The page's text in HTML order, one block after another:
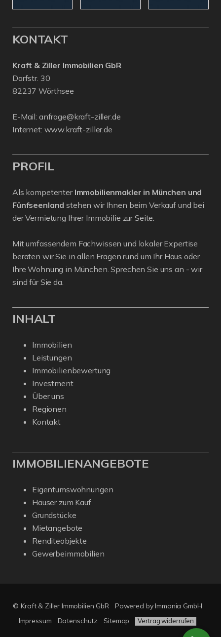
KONTAKT
Kraft & Ziller Immobilien GbR
Dorfstr. 30
82237 Wörthsee
E-Mail: anfrage@kraft-ziller.de
Internet: www.kraft-ziller.de
PROFIL
Als kompetenter Immobilienmakler in München und
Fünfseenland stehen wir Ihnen beim Verkauf und bei
der Vermietung Ihrer Immobilie zur Seite.
Mit umfassendem Fachwissen und lokaler Expertise
beraten wir Sie in allen Fragen rund um Ihr Haus oder
Ihre Wohnung in München. Sprechen Sie uns an - wir
sind für Sie da.
INHALT
Immobilien
Leistungen
Immobilienbewertung
Investment
Über uns
Regionen
Kontakt
IMMOBILIENANGEBOTE
Eigentumswohnungen
Häuser zum Kauf
Grundstücke
Mietangebote
Renditeobjekte
Gewerbeimmobilien
© Kraft & Ziller Immobilien GbR
Powered by Immonia GmbH
Impressum
Datenschutz Sitemap Vertrag widerrufen